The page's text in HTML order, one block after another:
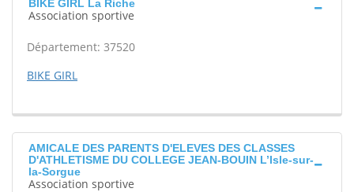
BIKE GIRL La Riche
Association sportive
Département: 37520
BIKE GIRL
AMICALE DES PARENTS D'ELEVES DES CLASSES
D'ATHLETISME DU COLLEGE JEAN-BOUIN L’Isle-sur-
la-Sorgue
Association sportive